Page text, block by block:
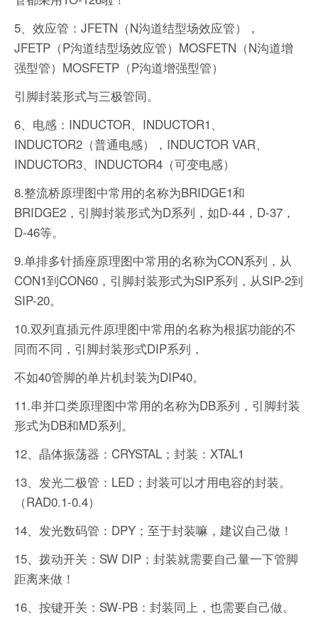
5、效应管：JFETN（N沟道结型场效应管），
JFETP（P沟道结型场效应管）MOSFETN（N沟道增
强型管）MOSFETP（P沟道增强型管）
引脚封装形式与三极管同。
6、电感：INDUCTOR、INDUCTOR1、
INDUCTOR2（普通电感），INDUCTOR VAR、
INDUCTOR3、INDUCTOR4（可变电感）
8.整流桥原理图中常用的名称为BRIDGE1和
BRIDGE2，引脚封装形式为D系列，如D-44，D-37，
D-46等。
9.单排多针插座原理图中常用的名称为CON系列，从
CON1到CON60，引脚封装形式为SIP系列，从SIP-2到
SIP-20。
10.双列直插元件原理图中常用的名称为根据功能的不
同而不同，引脚封装形式DIP系列，
不如40管脚的单片机封装为DIP40。
11.串并口类原理图中常用的名称为DB系列，引脚封装
形式为DB和MD系列。
12、晶体振荡器：CRYSTAL；封装：XTAL1
13、发光二极管：LED；封装可以才用电容的封装。
（RAD0.1-0.4）
14、发光数码管：DPY；至于封装嘛，建议自己做！
15、拨动开关：SW DIP；封装就需要自己量一下管脚
距离来做！
16、按键开关：SW-PB：封装同上，也需要自己做。